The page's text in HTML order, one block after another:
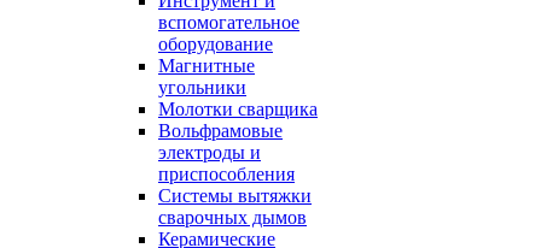
вспомогательное
оборудование
Магнитные
угольники
Молотки сварщика
Вольфрамовые
электроды и
приспособления
Системы вытяжки
сварочных дымов
Керамические